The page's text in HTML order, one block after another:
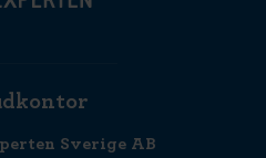
Sverige AB